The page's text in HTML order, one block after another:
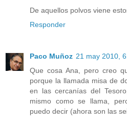
De aquellos polvos viene
Responder
Paco Muñoz 21 may 2010,
Que cosa Ana, pero creo
porque la llamada misa de
en las cercanías del
mismo como se llama,
puedo decir (ahora son las